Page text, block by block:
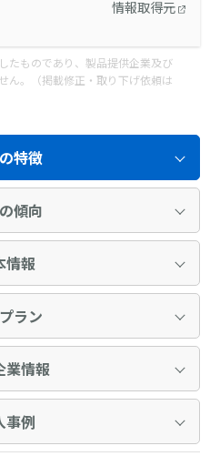
情報取得元
たものであり、製品提供企業及び
ん。（掲載修正・取り下げ依頼は
特徴
傾向
情報
ラン
業情報
事例